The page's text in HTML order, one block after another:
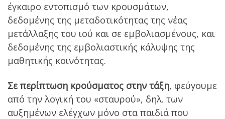
έγκαιρο εντοπισμό των κρουσμάτων,
δεδομένης της μεταδοτικότητας της νέας
μετάλλαξης του ιού και σε εμβολιασμένους, και
δεδομένης της εμβολιαστικής κάλυψης της
μαθητικής κοινότητας.
Σε περίπτωση κρούσματος στην τάξη, φεύγουμε
από την λογική του «σταυρού», δηλ. των
αυξημένων ελέγχων μόνο στα παιδιά που